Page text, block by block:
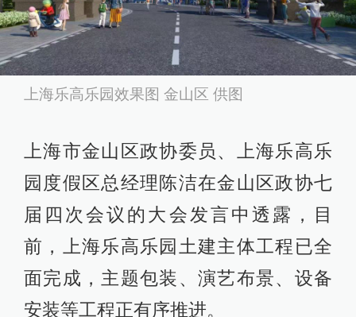
上海乐高乐园效果图 金山区 供图
上海市金山区政协委员、上海乐高乐
园度假区总经理陈洁在金山区政协七
届四次会议的大会发言中透露，目
前，上海乐高乐园土建主体工程已全
面完成，主题包装、演艺布景、设备
安装等工程正有序推进。